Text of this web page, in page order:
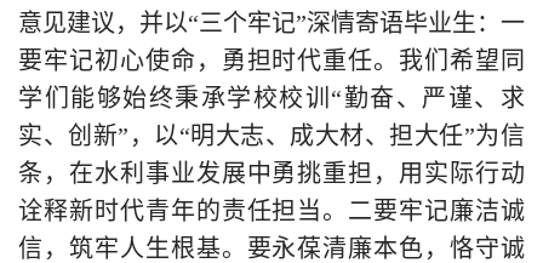
意见建议，并以“三个牢记”深情寄语毕业生：一
要牢记初心使命，勇担时代重任。我们希望同
学们能够始终秉承学校校训“勤奋、严谨、求
实、创新”，以“明大志、成大材、担大任”为信
条，在水利事业发展中勇挑重担，用实际行动
诠释新时代青年的责任担当。二要牢记廉洁诚
信，筑牢人生根基。要永葆清廉本色，恪守诚